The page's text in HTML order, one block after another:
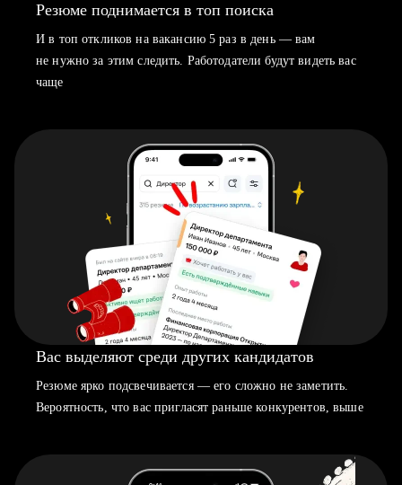
Резюме поднимается в топ поиска
И в топ откликов на вакансию 5 раз в день — вам
не нужно за этим следить. Работодатели будут видеть вас
чаще
Вас выделяют среди других кандидатов
Резюме ярко подсвечивается — его сложно не заметить.
Вероятность, что вас пригласят раньше конкурентов, выше